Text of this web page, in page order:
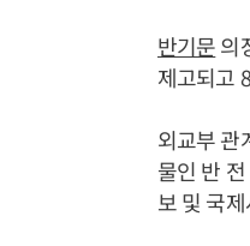
반기문의
제고되고
외교부 관
물인 반
보 및 국